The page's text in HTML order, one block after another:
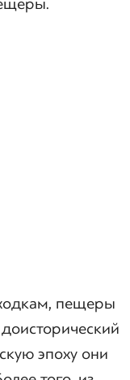
пещеры
эпоху они